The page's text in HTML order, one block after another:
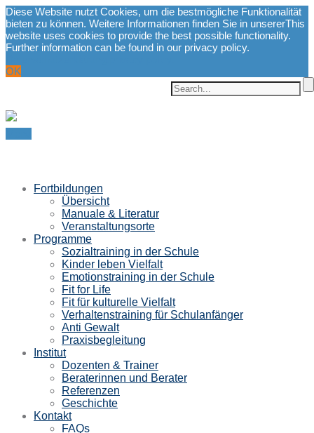
Diese Website nutzt Cookies, um die bestmögliche Funktionalität
bieten zu können. Weitere Informationen finden Sie in unsererThis
website uses cookies to provide the best possible functionality.
Further information can be found in our privacy policy.
OK
Fortbildungen
Übersicht
Manuale & Literatur
Veranstaltungsorte
Programme
Sozialtraining in der Schule
Kinder leben Vielfalt
Emotionstraining in der Schule
Fit for Life
Fit für kulturelle Vielfalt
Verhaltenstraining für Schulanfänger
Anti Gewalt
Praxisbegleitung
Institut
Dozenten & Trainer
Beraterinnen und Berater
Referenzen
Geschichte
Kontakt
FAQs